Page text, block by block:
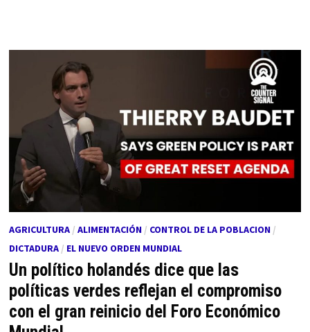
AGRICULTURA/ ALIMENTACIÓN/ CONTROL DE LA POBLACION/
DICTADURA/ EL NUEVO ORDEN MUNDIAL
Un político holandés dice que las
políticas verdes reflejan el compromiso
con el gran reinicio del Foro Económico